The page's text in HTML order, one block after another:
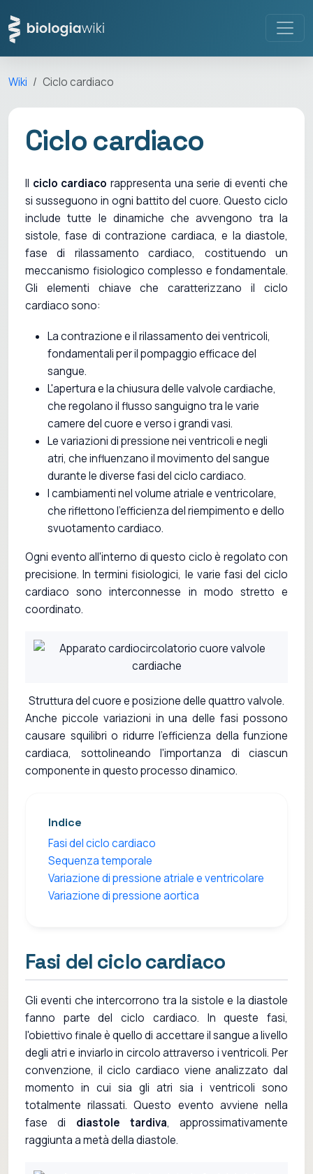
Wiki Ciclo cardiaco
Ciclo cardiaco
Il ciclo cardiaco rappresenta una serie di eventi che
si susseguono in ogni battito del cuore. Questo ciclo
include tutte le dinamiche che avvengono tra la
sistole, fase di contrazione cardiaca, e la diastole,
fase di rilassamento cardiaco, costituendo un
meccanismo fisiologico complesso e fondamentale.
Gli elementi chiave che caratterizzano il ciclo
cardiaco sono:
La contrazione e il rilassamento dei ventricoli,
fondamentali per il pompaggio efficace del
sangue.
L'apertura e la chiusura delle valvole cardiache,
che regolano il flusso sanguigno tra le varie
camere del cuore e verso i grandi vasi.
Le variazioni di pressione nei ventricoli e negli
atri, che influenzano il movimento del sangue
durante le diverse fasi del ciclo cardiaco.
I cambiamenti nel volume atriale e ventricolare,
che riflettono l'efficienza del riempimento e dello
svuotamento cardiaco.
Ogni evento all'interno di questo ciclo è regolato con
precisione. In termini fisiologici, le varie fasi del ciclo
cardiaco sono interconnesse in modo stretto e
coordinato.
Struttura del cuore e posizione delle quattro valvole.
Anche piccole variazioni in una delle fasi possono
causare squilibri o ridurre l'efficienza della funzione
cardiaca, sottolineando l'importanza di ciascun
componente in questo processo dinamico.
Indice
Fasi del ciclo cardiaco
Sequenza temporale
Variazione di pressione atriale e ventricolare
Variazione di pressione aortica
Fasi del ciclo cardiaco
Gli eventi che intercorrono tra la sistole e la diastole
fanno parte del ciclo cardiaco. In queste fasi,
l'obiettivo finale è quello di accettare il sangue a livello
degli atri e inviarlo in circolo attraverso i ventricoli. Per
convenzione, il ciclo cardiaco viene analizzato dal
momento in cui sia gli atri sia i ventricoli sono
totalmente rilassati. Questo evento avviene nella
fase di diastole tardiva, approssimativamente
raggiunta a metà della diastole.